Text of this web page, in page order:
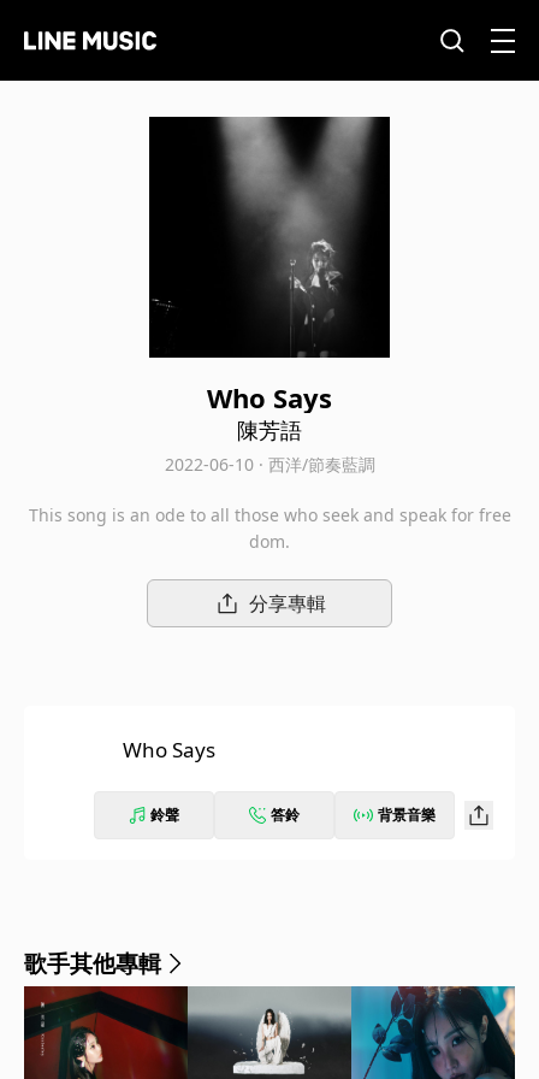
Who Says
陳芳語
2022-06-10 · 西洋/節奏藍調
This song is an ode to all those who seek and speak for free
dom.
分享專輯
Who Says
鈴聲 答鈴 背景音樂
歌手其他專輯